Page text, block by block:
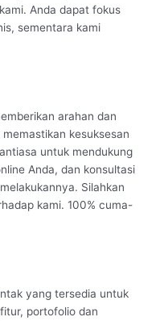
Anda dapat fokus
sementara kami
arahan dan
kesuksesan
untuk mendukung
Anda, dan konsultasi
Silahkan
kami. 100% cuma-
yang tersedia untuk
portofolio dan